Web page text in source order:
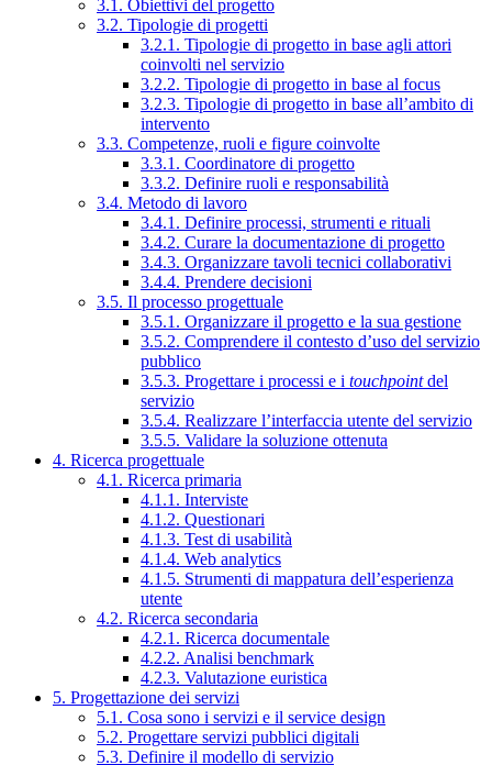
3.1. Obiettivi del progetto
3.2. Tipologie di progetti
3.2.1. Tipologie di progetto in base agli attori
coinvolti nel servizio
3.2.2. Tipologie di progetto in base al focus
3.2.3. Tipologie di progetto in base all’ambito di
intervento
3.3. Competenze, ruoli e figure coinvolte
3.3.1. Coordinatore di progetto
3.3.2. Definire ruoli e responsabilità
3.4. Metodo di lavoro
3.4.1. Definire processi, strumenti e rituali
3.4.2. Curare la documentazione di progetto
3.4.3. Organizzare tavoli tecnici collaborativi
3.4.4. Prendere decisioni
3.5. Il processo progettuale
3.5.1. Organizzare il progetto e la sua gestione
3.5.2. Comprendere il contesto d’uso del servizio
pubblico
3.5.3. Progettare i processi e i touchpointdel
servizio
3.5.4. Realizzare l’interfaccia utente del servizio
3.5.5. Validare la soluzione ottenuta
4. Ricerca progettuale
4.1. Ricerca primaria
4.1.1. Interviste
4.1.2. Questionari
4.1.3. Test di usabilità
4.1.4. Web analytics
4.1.5. Strumenti di mappatura dell’esperienza
utente
4.2. Ricerca secondaria
4.2.1. Ricerca documentale
4.2.2. Analisi benchmark
4.2.3. Valutazione euristica
5. Progettazione dei servizi
5.1. Cosa sono i servizi e il service design
5.2. Progettare servizi pubblici digitali
5.3. Definire il modello di servizio